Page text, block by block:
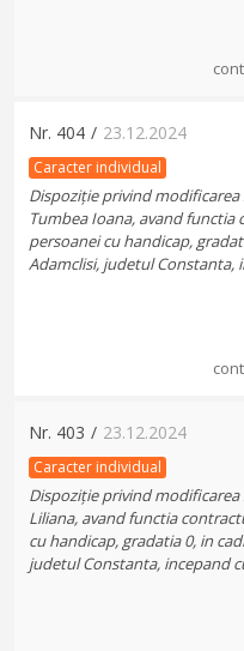
Nr. 404 / 23.12.2024
Caracter individual
Dispoziție privind
Tumbea Ioana, avand
persoanei cu handicap,
Adamclisi, judetul Constanta,
Nr. 403 / 23.12.2024
Caracter individual
Dispoziție privind
Liliana, avand functia
cu handicap, gradatia 0, in
judetul Constanta, incepand